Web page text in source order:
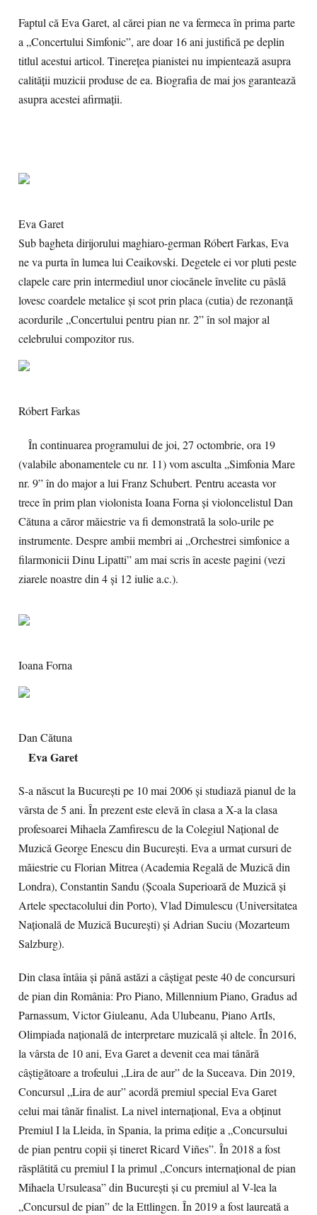
Faptul că Eva Garet, al cărei pian ne va fermeca în prima parte
a „Concertului Simfonic”, are doar 16 ani justifică pe deplin
titlul acestui articol. Tinerețea pianistei nu impientează asupra
calității muzicii produse de ea. Biografia de mai jos garantează
asupra acestei afirmații.
Eva Garet
Sub bagheta dirijorului maghiaro-german Róbert Farkas, Eva
ne va purta în lumea lui Ceaikovski. Degetele ei vor pluti peste
clapele care prin intermediul unor ciocănele învelite cu pâslă
lovesc coardele metalice și scot prin placa (cutia) de rezonanță
acordurile „Concertului pentru pian nr. 2” în sol major al
celebrului compozitor rus.
Róbert Farkas
În continuarea programului de joi, 27 octombrie, ora 19
(valabile abonamentele cu nr. 11) vom asculta „Simfonia Mare
nr. 9” în do major a lui Franz Schubert. Pentru aceasta vor
trece în prim plan violonista Ioana Forna și violoncelistul Dan
Cătuna a căror măiestrie va fi demonstrată la solo-urile pe
instrumente. Despre ambii membri ai „Orchestrei simfonice a
filarmonicii Dinu Lipatti” am mai scris în aceste pagini (vezi
ziarele noastre din 4 și 12 iulie a.c.).
Ioana Forna
Dan Cătuna
Eva Garet
S-a născut la București pe 10 mai 2006 și studiază pianul de la
vârsta de 5 ani. În prezent este elevă în clasa a X-a la clasa
profesoarei Mihaela Zamfirescu de la Colegiul Național de
Muzică George Enescu din București. Eva a urmat cursuri de
măiestrie cu Florian Mitrea (Academia Regală de Muzică din
Londra), Constantin Sandu (Școala Superioară de Muzică și
Artele spectacolului din Porto), Vlad Dimulescu (Universitatea
Națională de Muzică București) și Adrian Suciu (Mozarteum
Salzburg).
Din clasa întâia și până astăzi a câștigat peste 40 de concursuri
de pian din România: Pro Piano, Millennium Piano, Gradus ad
Parnassum, Victor Giuleanu, Ada Ulubeanu, Piano ArtIs,
Olimpiada națională de interpretare muzicală și altele. În 2016,
la vârsta de 10 ani, Eva Garet a devenit cea mai tânără
câștigătoare a trofeului „Lira de aur” de la Suceava. Din 2019,
Concursul „Lira de aur” acordă premiul special Eva Garet
celui mai tânăr finalist. La nivel internațional, Eva a obținut
Premiul I la Lleida, în Spania, la prima ediție a „Concursului
de pian pentru copii și tineret Ricard Viñes”. În 2018 a fost
răsplătită cu premiul I la primul „Concurs internațional de pian
Mihaela Ursuleasa” din București și cu premiul al V-lea la
„Concursul de pian” de la Ettlingen. În 2019 a fost laureată a